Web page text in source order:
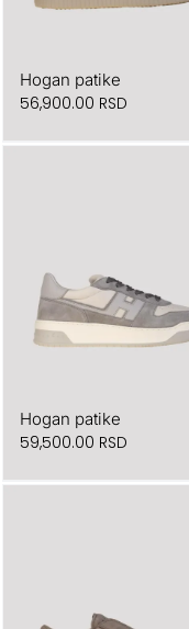
Hogan patike
56,900.00 RSD
Hogan patike
59,500.00 RSD